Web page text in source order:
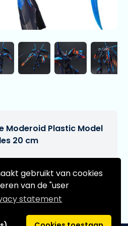
gebruikt van cookies
van de "user
statement
Moderoid Plastic Model
20 cm